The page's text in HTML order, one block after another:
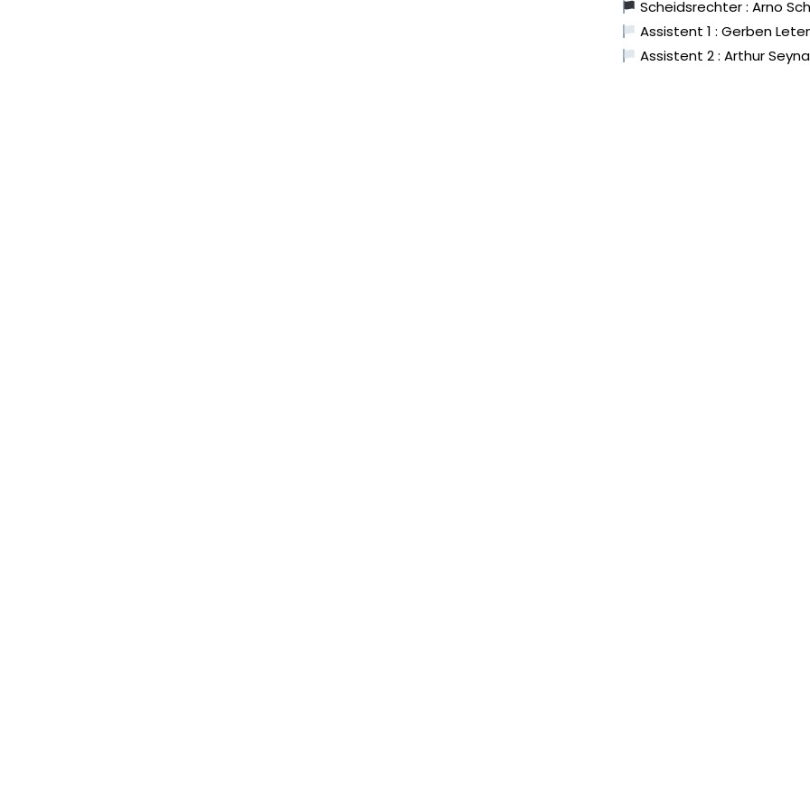
Scheidsrechter : Arno
Assistent 1 : Gerben
Assistent 2 : Arthur